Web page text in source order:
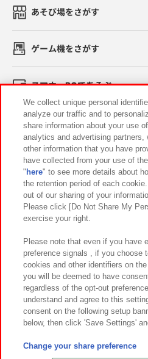
あそび場をさがす
ゲーム機をさがす
スマホ・PCであそぶ
イベント・キャンペーン
関連会社 サステナビリ
プライバシーポリシー ウェブア
お取引先さまとともに
カスタマーハラスメント対応方針
©Bandai Namco
©Bandai Namco
We collect unique personal
analyze our traffic and to
share information about your use
analytics and advertising
other information that you have
have collected from your use of
" here" to see more details about
the retention period of each
out of our sharing of your
Please click [Do Not Share My
exercise your right.
Please note that even if you have
preference signals , if you choose
cookies and other identifiers on
you will be deemed to have
regardless of the opt-out
understand and agree to this
consent on the following setup
below, then click 'Save Settings'
Change your share preference